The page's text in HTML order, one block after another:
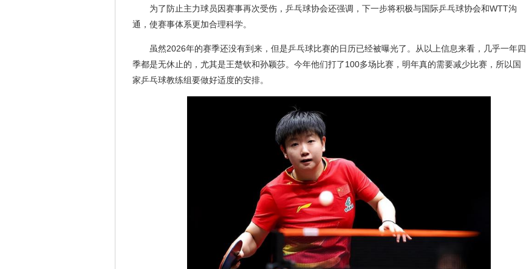
为了防止主力球员因赛事再次受伤，乒乓球协会还强调，下一步将积极与国际乒乓球协会和WTT沟
通，使赛事体系更加合理科学。
虽然2026年的赛季还没有到来，但是乒乓球比赛的日历已经被曝光了。从以上信息来看，几乎一年四
季都是无休止的，尤其是王楚钦和孙颖莎。今年他们打了100多场比赛，明年真的需要减少比赛，所以国
家乒乓球教练组要做好适度的安排。